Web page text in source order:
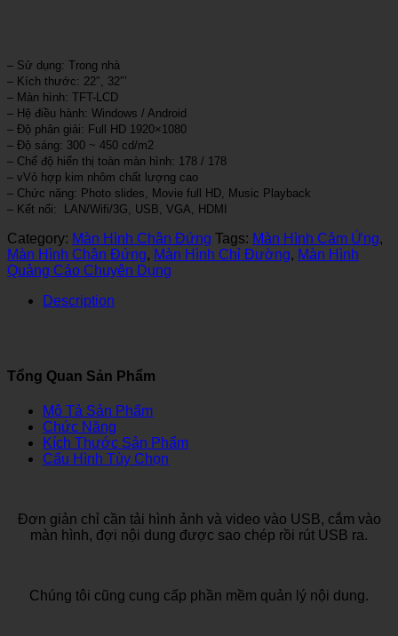
– Sử dụng: Trong nhà
– Kích thước: 22″, 32″’
– Màn hình: TFT-LCD
– Hệ điều hành: Windows / Android
– Độ phân giải: Full HD 1920×1080
– Độ sáng: 300 ~ 450 cd/m2
– Chế độ hiển thị toàn màn hình: 178 / 178
– vVỏ hợp kim nhôm chất lượng cao
– Chức năng: Photo slides, Movie full HD, Music Playback
– Kết nối: LAN/Wifi/3G, USB, VGA, HDMI
Category: Màn Hình Chân Đứng Tags: Màn Hình Cảm Ứng,
Màn Hình Chân Đứng, Màn Hình Chỉ Đường, Màn Hình
Quảng Cáo Chuyên Dụng
Description
Tổng Quan Sản Phẩm
Mô Tả Sản Phẩm
Chức Năng
Kích Thước Sản Phẩm
Cấu Hình Tùy Chọn
Đơn giản chỉ cần tải hình ảnh và video vào USB, cắm vào
màn hình, đợi nội dung được sao chép rồi rút USB ra.
Chúng tôi cũng cung cấp phần mềm quản lý nội dung.